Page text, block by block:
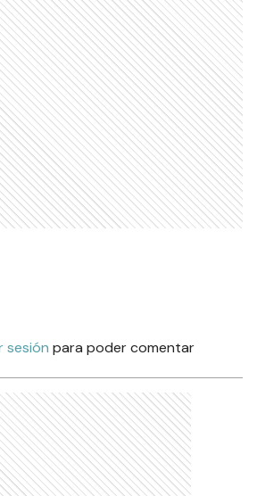
sesión para poder comentar